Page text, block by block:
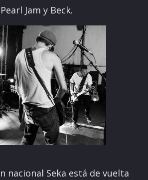
Pearl Jam y Beck.
nacional Seka está de vuelta